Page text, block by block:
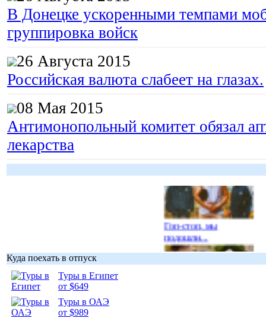
В Донецке ускоренными темпами
группировка войск
26 Августа 2015
Российская валюта слабеет на глазах.
08 Мая 2015
Антимонопольный комитет обязал
лекарства
Гоп-стоп, мы
подошли...
Куда поехать в отпуск
Туры в Египет
от $649
Туры в ОАЭ
от $989